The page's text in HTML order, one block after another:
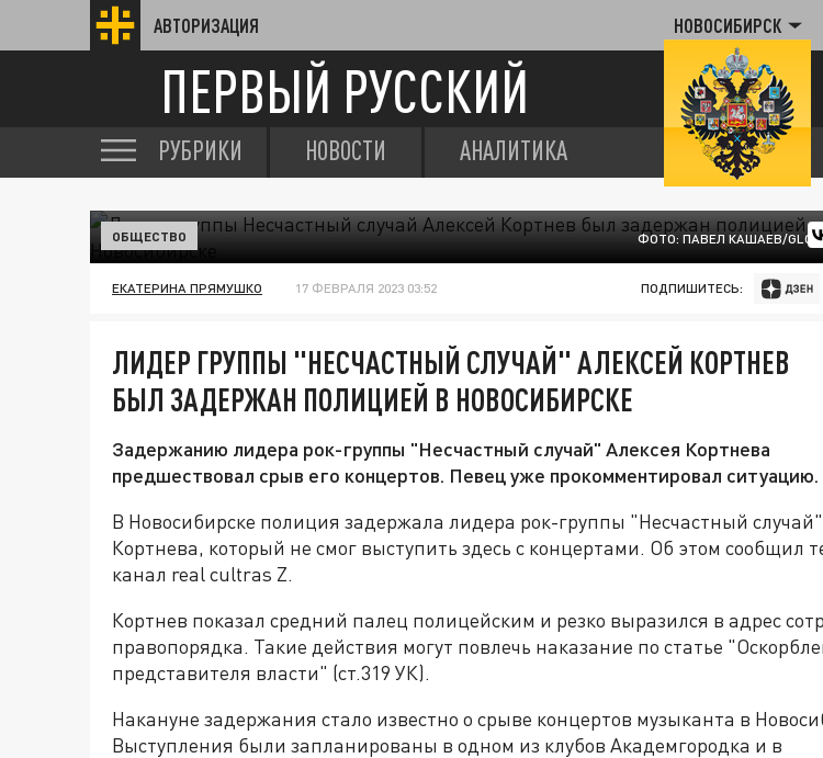
АВТОРИЗАЦИЯ НОВОСИБИРСК
ПЕРВЫЙ РУССКИЙ
РУБРИКИ НОВОСТИ АНАЛИТИКА
ФОТО: ПАВЕЛ КАШАЕВ/
ОБЩЕСТВО
ЕКАТЕРИНА ПРЯМУШКО 17 ФЕВРАЛЯ 2023 03:52 ПОДПИШИТЕСЬ:
ЛИДЕР ГРУППЫ "НЕСЧАСТНЫЙ СЛУЧАЙ" АЛЕКСЕЙ КОРТНЕВ
БЫЛ ЗАДЕРЖАН ПОЛИЦИЕЙ В НОВОСИБИРСКЕ
Задержанию лидера рок-группы "Несчастный случай" Алексея Кортнева
предшествовал срыв его концертов. Певец уже прокомментировал ситуацию.
В Новосибирске полиция задержала лидера рок-группы "Несчастный
Кортнева, который не смог выступить здесь с концертами. Об этом сообщил
канал real cultras Z.
Кортнев показал средний палец полицейским и резко выразился в адрес
правопорядка. Такие действия могут повлечь наказание по статье
представителя власти" (ст.319 УК).
Накануне задержания стало известно о срыве концертов музыканта в
Выступления были запланированы в одном из клубов Академгородка и в